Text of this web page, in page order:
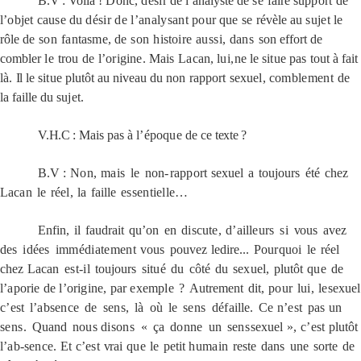
l’objet causedudésir de l’analysantpourque serévèle ausujetle
rôle de son fantasme, de son histoire aussi, dans son effort de
comblerle trou de l’origine. Mais Lacan,lui,ne le situepas tout à fait
là. Il le situeplutôt au niveau dunon rapport sexuel, comblement de
la faille du sujet.
V.H.C :Mais pasàl’époque de ce texte?
B.V : Non, mais le non-rapport sexuel a toujours été chez
Lacan le réel, la faille essentielle…
Enfin, il faudrait qu’on en discute, d’ailleurs si vous avez
des idées immédiatement vous pouvez ledire... Pourquoi le réel
chez Lacan est-il toujours situé du côté du sexuel, plutôt que de
l’aporie de l’origine, par exemple ? Autrement dit, pour lui, lesexuel
c’est l’absence de sens, là où le sens défaille. Ce n’est pas un
sens. Quand nous disons « ça donne un senssexuel », c’est plutôt
l’ab-sence. Et c’est vrai que le petit humain reste dans une sorte de